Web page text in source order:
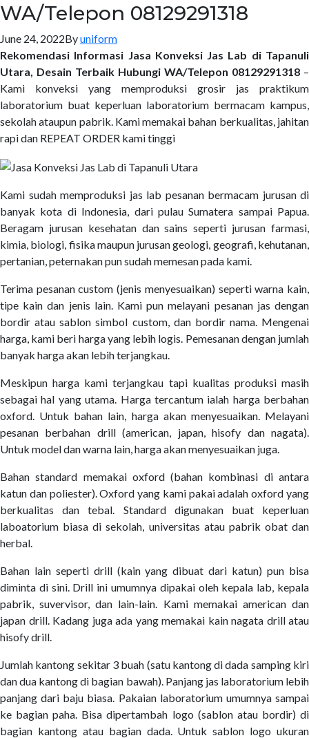
WA/Telepon 08129291318
June 24, 2022Byuniform
Rekomendasi Informasi Jasa Konveksi Jas Lab di Tapanuli
Utara, Desain Terbaik Hubungi WA/Telepon 08129291318 –
Kami konveksi yang memproduksi grosir jas praktikum
laboratorium buat keperluan laboratorium bermacam kampus,
sekolah ataupun pabrik. Kami memakai bahan berkualitas, jahitan
rapi dan REPEAT ORDER kami tinggi
Kami sudah memproduksi jas lab pesanan bermacam jurusan di
banyak kota di Indonesia, dari pulau Sumatera sampai Papua.
Beragam jurusan kesehatan dan sains seperti jurusan farmasi,
kimia, biologi, fisika maupun jurusan geologi, geografi, kehutanan,
pertanian, peternakan pun sudah memesan pada kami.
Terima pesanan custom (jenis menyesuaikan) seperti warna kain,
tipe kain dan jenis lain. Kami pun melayani pesanan jas dengan
bordir atau sablon simbol custom, dan bordir nama. Mengenai
harga, kami beri harga yang lebih logis. Pemesanan dengan jumlah
banyak harga akan lebih terjangkau.
Meskipun harga kami terjangkau tapi kualitas produksi masih
sebagai hal yang utama. Harga tercantum ialah harga berbahan
oxford. Untuk bahan lain, harga akan menyesuaikan. Melayani
pesanan berbahan drill (american, japan, hisofy dan nagata).
Untuk model dan warna lain, harga akan menyesuaikan juga.
Bahan standard memakai oxford (bahan kombinasi di antara
katun dan poliester). Oxford yang kami pakai adalah oxford yang
berkualitas dan tebal. Standard digunakan buat keperluan
laboatorium biasa di sekolah, universitas atau pabrik obat dan
herbal.
Bahan lain seperti drill (kain yang dibuat dari katun) pun bisa
diminta di sini. Drill ini umumnya dipakai oleh kepala lab, kepala
pabrik, suvervisor, dan lain-lain. Kami memakai american dan
japan drill. Kadang juga ada yang memakai kain nagata drill atau
hisofy drill.
Jumlah kantong sekitar 3 buah (satu kantong di dada samping kiri
dan dua kantong di bagian bawah). Panjang jas laboratorium lebih
panjang dari baju biasa. Pakaian laboratorium umumnya sampai
ke bagian paha. Bisa dipertambah logo (sablon atau bordir) di
bagian kantong atau bagian dada. Untuk sablon logo ukuran